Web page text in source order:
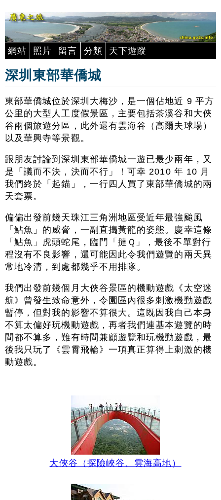
網站 照片 留言 分類 天下遊蹤
深圳東部華僑城
東部華僑城位於深圳大梅沙，是一個佔地近 9 平方
公里的大型人工度假景區，主要包括茶溪谷和大俠
谷兩個旅遊分區，此外還有雲海谷（高爾夫球場）
以及華興寺等景觀。
跟朋友討論到深圳東部華僑城一遊已最少兩年，又
是「議而不決，決而不行」！可幸 2010 年 10 月
我們終於「起錨」，一行四人買了東部華僑城的兩
天套票。
偏偏出發前幾天珠江三角洲地區受近年最強颱風
「鮎魚」的威脅，一副直搗黃龍的姿態。慶幸這條
「鮎魚」虎頭蛇尾，臨門「撻Ｑ」，最後不單對行
程沒有不良影響，還可能因此令我們遊覽的兩天異
常地冷清，到處都幾乎不用排隊。
我們出發前幾個月大俠谷景區的機動遊戲《太空迷
航》曾發生致命意外，令園區內很多刺激機動遊戲
暫停，但對我的影響不算很大。這既因我自己本身
不算太偏好玩機動遊戲，再者我們連基本遊覽的時
間都不算多，難有時間兼顧遊覽和玩機動遊戲，最
後我只玩了《雲霄飛輪》一項真正算得上刺激的機
動遊戲。
大俠谷（探險峽谷、雲海高地）